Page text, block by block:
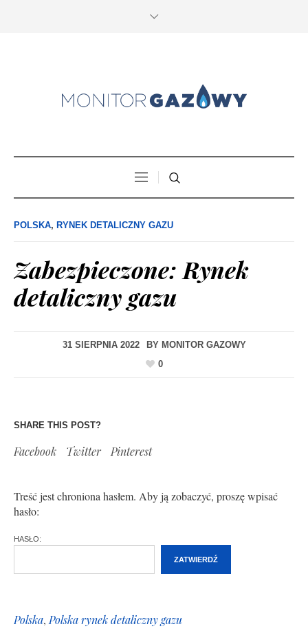
POLSKA, RYNEK DETALICZNY GAZU
Zabezpieczone: Rynek
detaliczny gazu
31 SIERPNIA 2022 BY MONITOR GAZOWY
0
SHARE THIS POST?
Facebook Twitter Pinterest
Treść jest chroniona hasłem. Aby ją zobaczyć, proszę wpisać
hasło:
HASŁO:
Polska, Polska rynek detaliczny gazu